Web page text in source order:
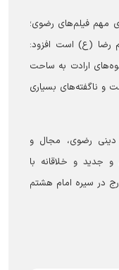
مهم فیلم‌های رضوی؛
رضا (ع) است افزود:
ارادت به ساحت
و ناگفته‌های بسیاری
دینی رضوی، مجال و
و جدید و خلاقانه با
در سیره امام هشتم